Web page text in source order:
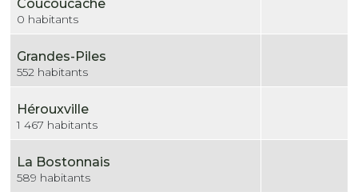
Coucoucache
0 habitants
Grandes-Piles
552 habitants
Hérouxville
1 467 habitants
La Bostonnais
589 habitants